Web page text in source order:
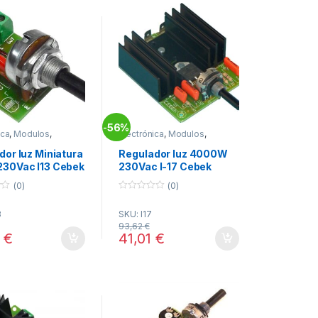
, Modulos,
luz Miniatura
I13 Cebek
(0)
€
-56%
Electrónica, Modulos,
Modulos Reguladores
Regulador luz 4000W
230Vac I-17 Cebek
u
t
o
f
(0)
SKU: I17
41,01 €
93,62€